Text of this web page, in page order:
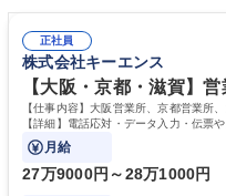
正社員
株式会社キーエンス
【大阪・京都・滋賀】
【仕事内容】大阪営業所、京都営業所
【詳細】電話応対・データ入力・伝票
で発生する事務業務や業務改善をお任せ
月給
27万9000円～28万1000円